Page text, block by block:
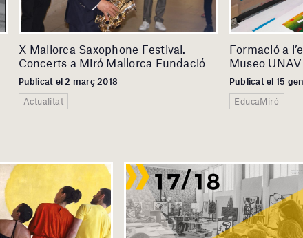
X Mallorca Saxophone Festival.
Concerts a Miró Mallorca Fundació
Publicat el 2 març 2018
Actualitat
Formació a
Museo UNAV
Publicat el 15
EducaMiró